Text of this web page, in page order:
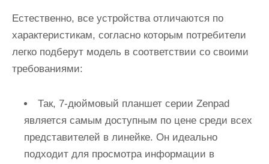
Естественно, все устройства отличаются по
характеристикам, согласно которым потребители
легко подберут модель в соответствии со своими
требованиями:
Так, 7-дюймовый планшет серии Zenpad
является самым доступным по цене среди всех
представителей в линейке. Он идеально
подходит для просмотра информации в